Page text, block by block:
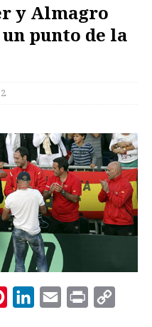
y Almagro
punto de la